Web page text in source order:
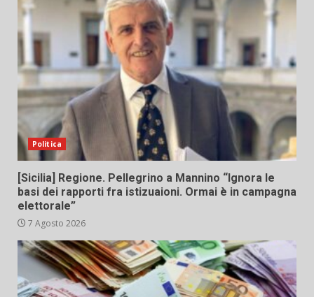
Politica
[Sicilia] Regione. Pellegrino a Mannino “Ignora le
basi dei rapporti fra istizuaioni. Ormai è in campagna
elettorale”
7 Agosto 2026